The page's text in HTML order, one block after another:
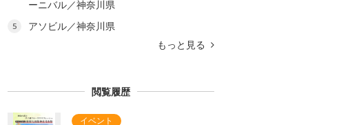
ーニバル／神奈川県
5
アソビル／神奈川県
もっと見る
閲覧履歴